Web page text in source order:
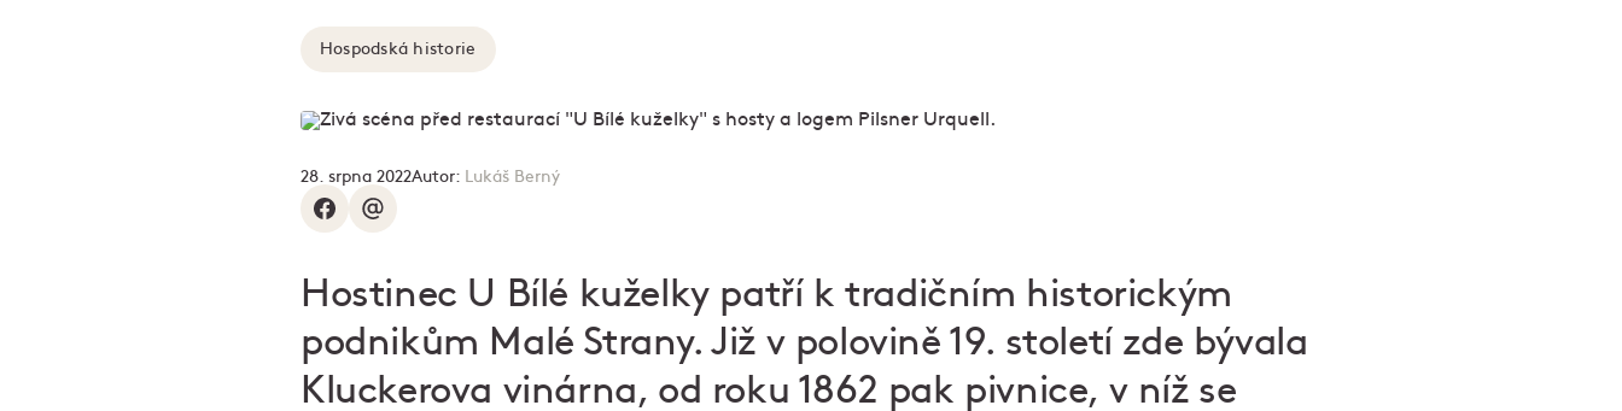
Hospodská historie
28. srpna 2022Autor: Lukáš Berný
Hostinec U Bílé kuželky patří k tradičním historickým
podnikům Malé Strany. Již v polovině 19. století zde bývala
Kluckerova vinárna, od roku 1862 pak pivnice, v níž se